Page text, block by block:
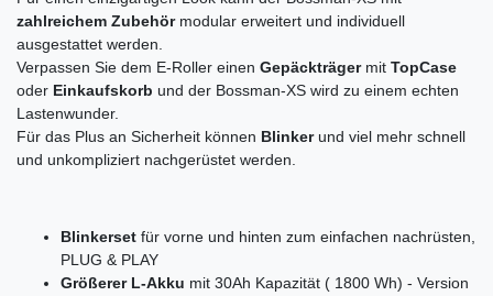
zahlreichem Zubehör modular erweitert und individuell
ausgestattet werden.
Verpassen Sie dem E-Roller einen Gepäckträgermit TopCase
oder Einkaufskorb und der Bossman-XS wird zu einem echten
Lastenwunder.
Für das Plus an Sicherheit können Blinker und viel mehr schnell
und unkompliziert nachgerüstet werden.
Blinkerset für vorne und hinten zum einfachen nachrüsten,
PLUG & PLAY
Größerer L-Akku mit 30Ah Kapazität ( 1800 Wh) - Version